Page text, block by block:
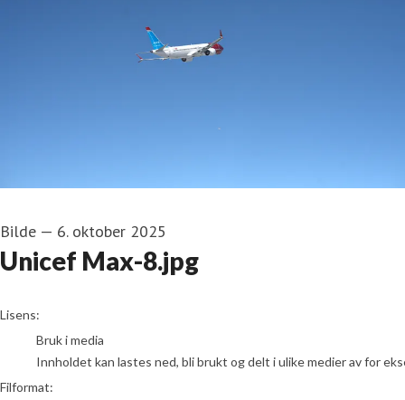
Bilde — 6. oktober 2025
Unicef Max-8.jpg
go to media item
Lisens:
Bruk i media
Innholdet kan lastes ned, bli brukt og delt i ulike medier av for
Filformat: